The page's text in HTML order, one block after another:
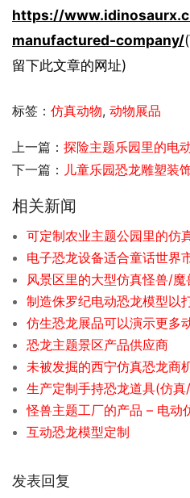
https://
manufactured-company/
留下此文章的网址)
标签： 仿真动物, 动物展品
上一篇： 探险主题乐园里的电
下一篇： 儿童乐园恐龙雕塑装
相关新闻
可定制农业主题公园里的仿
电子恐龙设备适合童话世界
风景区里的大型仿真怪兽/
制造侏罗纪电动恐龙模型以
仿生恐龙展品可以演示更多
恐龙主题景区产品供应商
未被发掘的西宁仿真恐龙商
生产定制手持恐龙道具(仿真
怪兽主题工厂的产品 – 电动
互动恐龙模型定制
发表回复